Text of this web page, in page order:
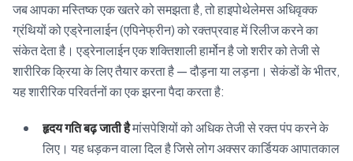
जब आपका मस्तिष्क एक खतरे को समझता है, तो हाइपोथेलेमस अधिवृक्क
ग्रंथियों को एड्रेनालाईन (एपिनेफ्रीन) को रक्तप्रवाह में रिलीज करने का
संकेत देता है। एड्रेनालाईन एक शक्तिशाली हार्मोन है जो शरीर को तेजी से
शारीरिक क्रिया के लिए तैयार करता है — दौड़ना या लड़ना। सेकंडों के भीतर,
यह शारीरिक परिवर्तनों का एक झरना पैदा करता है:
हृदय गति बढ़ जाती हैमांसपेशियों को अधिक तेजी से रक्त पंप करने के
लिए। यह धड़कन वाला दिल है जिसे लोग अक्सर कार्डियक आपातकाल